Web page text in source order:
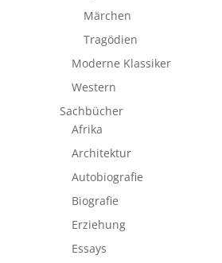
Märchen
Tragödien
Moderne Klassiker
Western
Sachbücher
Afrika
Architektur
Autobiografie
Biografie
Erziehung
Essays